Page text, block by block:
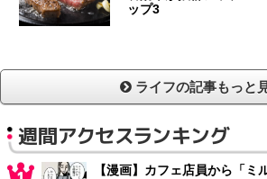
ップ3
ライフの記事もっと
週間アクセスランキング
【漫画】カフェ店員から「ミ